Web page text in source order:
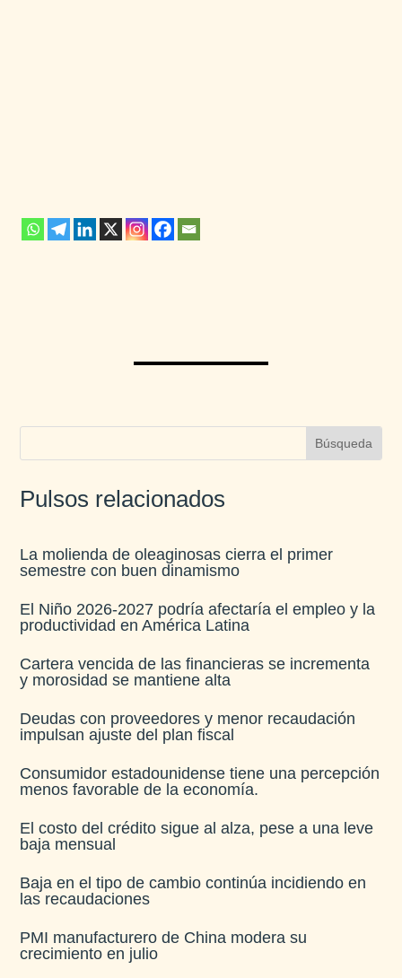
Pulsos relacionados
La molienda de oleaginosas cierra el primer
semestre con buen dinamismo​
El Niño 2026-2027 podría afectaría el empleo y la
productividad en América Latina​
Cartera vencida de las financieras se incrementa
y morosidad se mantiene alta​
Deudas con proveedores y menor recaudación
impulsan ajuste del plan fiscal​
Consumidor estadounidense tiene una percepción
menos favorable de la economía​.
El costo del crédito sigue al alza, pese a una leve
baja mensual​
Baja en el tipo de cambio continúa incidiendo en
las recaudaciones​
PMI manufacturero de China modera su
crecimiento en julio​